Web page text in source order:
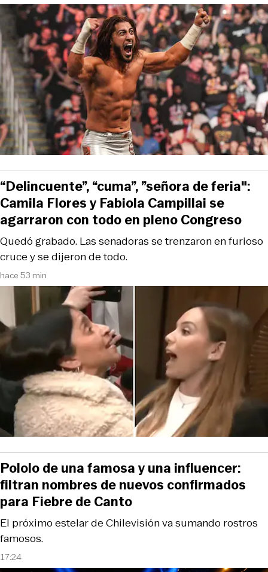
hace 53 min
Quedó grabado. Las senadoras se trenzaron en furioso
cruce y se dijeron de todo.
“Delincuente”, “cuma”, ”señora de feria":
Camila Flores y Fabiola Campillai se
agarraron con todo en pleno Congreso
17:24
El próximo estelar de Chilevisión va sumando rostros
famosos.
Pololo de una famosa y una influencer:
filtran nombres de nuevos confirmados
para Fiebre de Canto